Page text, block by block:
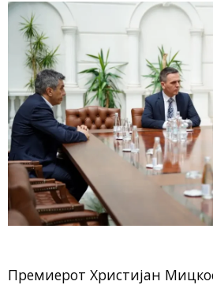
Премиерот Христијан